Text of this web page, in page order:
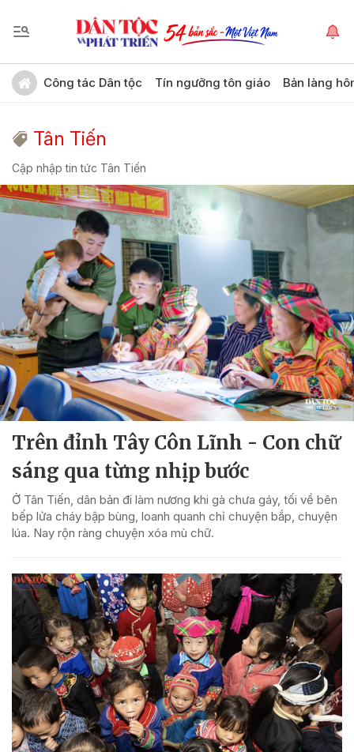
Công tác Dân tộc Tín ngưỡng tôn giáo Bản làng
Tân Tiến
Cập nhập tin tức Tân Tiến
Trên đỉnh Tây Côn Lĩnh - Con chữ
sáng qua từng nhịp bước
Ở Tân Tiến, dân bản đi làm nương khi gà chưa gáy, tối về bên
bếp lửa cháy bập bùng, loanh quanh chỉ chuyện bắp, chuyện
lúa. Nay rộn ràng chuyện xóa mù chữ.